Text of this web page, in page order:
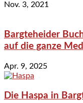
Nov. 3, 2021
Bargteheider
auf die ganze
Apr. 9, 2025
Die Haspa in